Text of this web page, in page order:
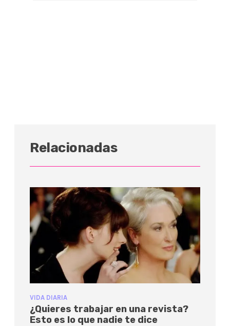
Relacionadas
VIDA DIARIA
¿Quieres trabajar en una revista?
Esto es lo que nadie te dice